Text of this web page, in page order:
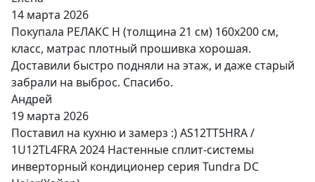
14 марта 2026
Покупала РЕЛАКС Н (толщина 21 см) 160х200 см,
класс, матрас плотный прошивка хорошая.
Доставили быстро подняли на этаж, и даже старый
забрали на выброс. Спасибо.
Андрей
19 марта 2026
Поставил на кухню и замерз :) AS12TT5HRA /
1U12TL4FRA 2024 Настенные сплит-системы
инверторный кондиционер серия Tundra DC